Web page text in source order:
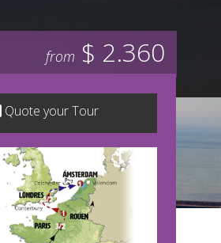
from $ 2.360
Quote your Tour